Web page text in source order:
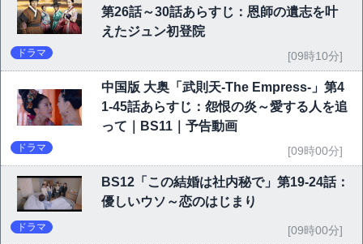
第26話～30話あらすじ：恩師の遺志を叶
えたジュン初登院
ドラマ [09時10分]
中国版 大奥「武則天-The Empress-」第4
1-45話あらすじ：怨恨の炎～愛する人を追
って｜BS11｜予告動画
ドラマ [09時00分]
BS12「この結婚は社内秘で」第19-24話：
優しいウソ～恋のはじまり
ドラマ [09時00分]